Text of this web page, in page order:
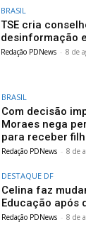
BRASIL
TSE cria
desinformação
Redação PDNews - 8 de
BRASIL
Com decisão
Moraes nega
para receber
Redação PDNews - 8 de
DESTAQUE DF
Celina faz
Educação após
Redação PDNews - 8 de